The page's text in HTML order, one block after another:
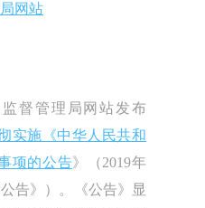
网站
督管理局网站发布
实施《中华人民共和
项的公告》（2019年
告》）。《公告》显